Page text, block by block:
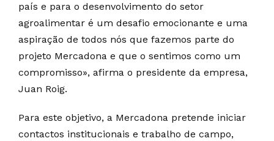
país e para o desenvolvimento do setor
agroalimentar é um desafio emocionante e uma
aspiração de todos nós que fazemos parte do
projeto Mercadona e que o sentimos como um
compromisso», afirma o presidente da empresa,
Juan Roig.
Para este objetivo, a Mercadona pretende iniciar
contactos institucionais e trabalho de campo,